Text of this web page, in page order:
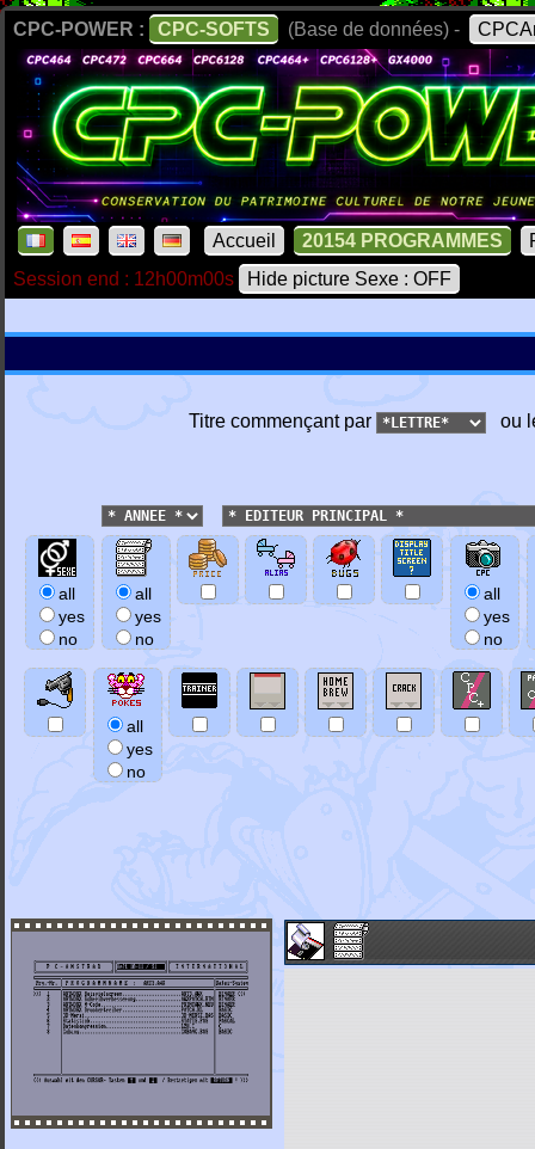
CPC-POWER : CPC-SOFTS (Base de données) -
Accueil 20154 PROGRAMMES
Session end : 12h00m00s
Hide picture Sexe : OFF
Titre commençant par ou
all
yes
no
all
yes
no
all
yes
no
all
yes
no